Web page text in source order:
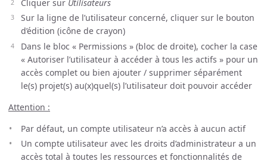
Cliquer sur Utilisateurs
Sur la ligne de l’utilisateur concerné, cliquer sur le bouton
d’édition (icône de crayon)
Dans le bloc « Permissions » (bloc de droite), cocher la case
« Autoriser l’utilisateur à accéder à tous les actifs » pour un
accès complet ou bien ajouter / supprimer séparément
le(s) projet(s) au(x)quel(s) l’utilisateur doit pouvoir accéder
Attention :
Par défaut, un compte utilisateur n’a accès à aucun actif
Un compte utilisateur avec les droits d’administrateur a un
accès total à toutes les ressources et fonctionnalités de